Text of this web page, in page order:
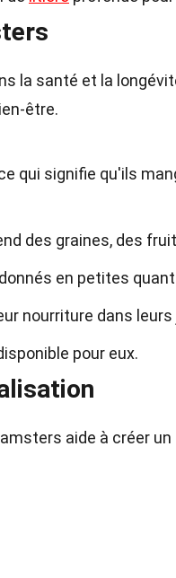
la santé et la
être.
qui signifie qu'ils
des graines, des
en petites
nourriture dans
pour eux.
aide à créer